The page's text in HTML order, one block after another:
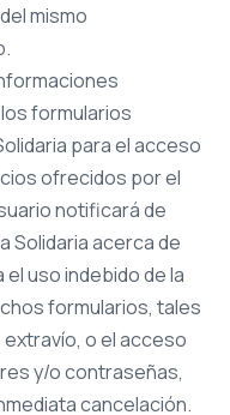
mismo
formularios
para el acceso
ofrecidos por el
notificará de
Solidaria acerca de
uso indebido de la
formularios, tales
o el acceso
y/o contraseñas,
cancelación.